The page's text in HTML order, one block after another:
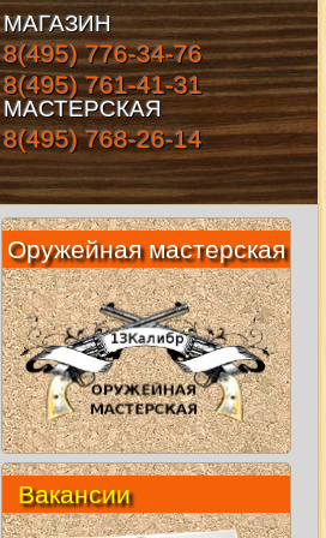
МАГАЗИН
8(495) 776-34-76
8(495) 761-41-31
МАСТЕРСКАЯ
8(495) 768-26-14
Оружейная мастерская
Вакансии